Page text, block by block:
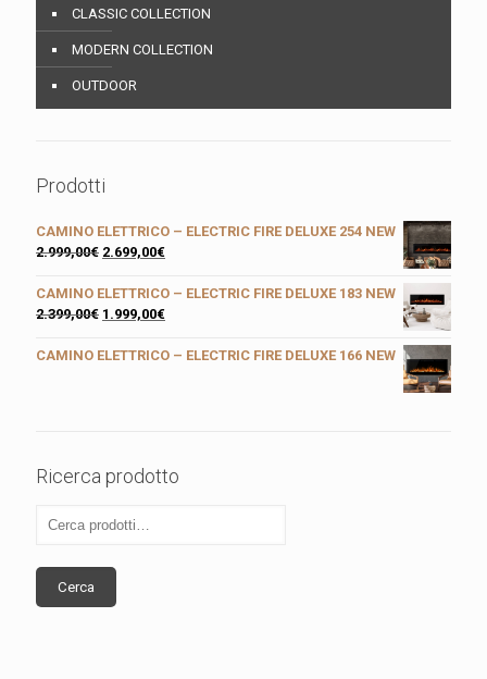
CLASSIC COLLECTION
MODERN COLLECTION
OUTDOOR
Prodotti
CAMINO ELETTRICO – ELECTRIC FIRE DELUXE 254 NEW
2.999,00€ 2.699,00€
CAMINO ELETTRICO – ELECTRIC FIRE DELUXE 183 NEW
2.399,00€ 1.999,00€
CAMINO ELETTRICO – ELECTRIC FIRE DELUXE 166 NEW
Ricerca prodotto
Cerca